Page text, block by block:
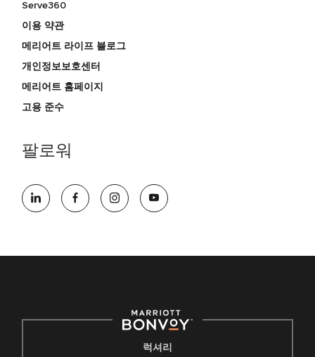
Serve360
이용 약관
메리어트 라이프 블로그
개인정보보호센터
메리어트 홈페이지
고용 준수
팔로워
럭셔리